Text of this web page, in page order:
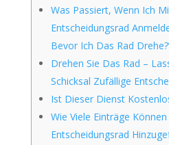
Was Passiert, Wenn Ich
Entscheidungsrad
Bevor Ich Das Rad
Drehen Sie Das Rad –
Schicksal Zufällige
Ist Dieser Dienst
Wie Viele Einträge
Entscheidungsrad